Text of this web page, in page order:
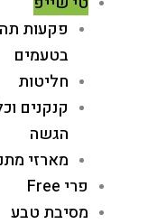
פקעות תה
בטעמים
חליטות
קנקנים
הגשה
מארזי
פרי Free
מסיבת טבע